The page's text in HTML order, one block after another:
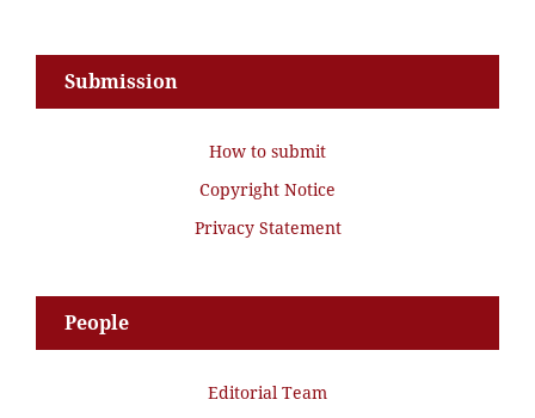
Submission
How to submit
Copyright Notice
Privacy Statement
People
Editorial Team